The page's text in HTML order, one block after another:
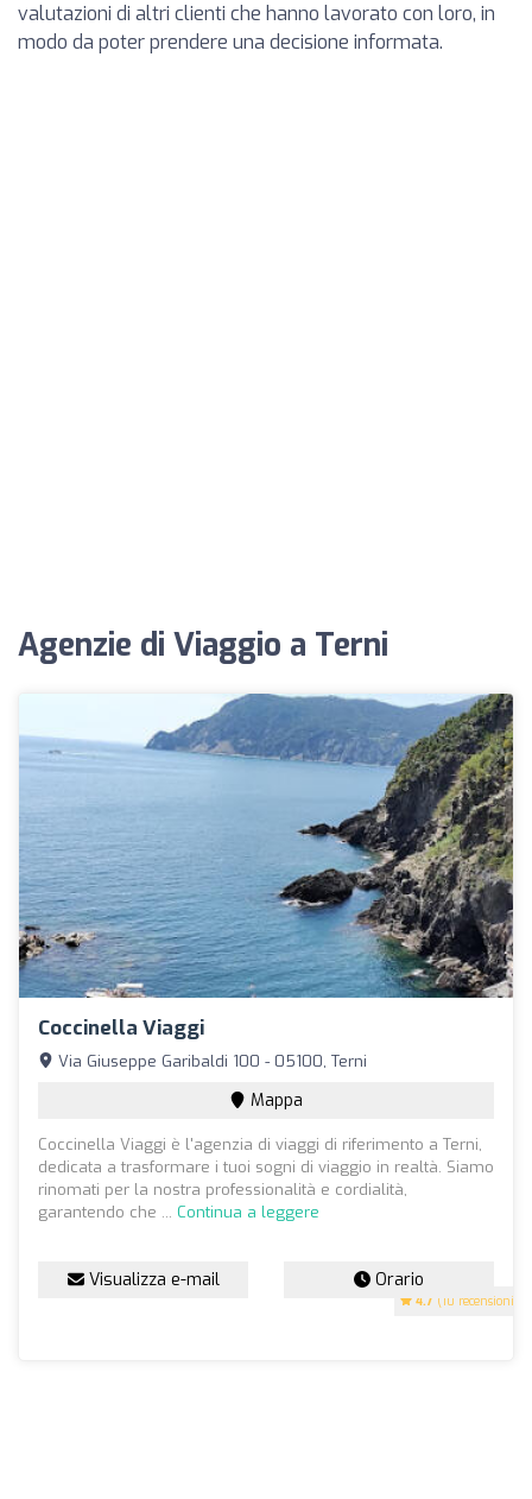
valutazioni di altri clienti che hanno lavorato con loro, in
modo da poter prendere una decisione informata.
Agenzie di Viaggio a Terni
Coccinella Viaggi
4.7 (10 recensioni)
Via Giuseppe Garibaldi 100 - 05100, Terni
Mappa
Coccinella Viaggi è l'agenzia di viaggi di riferimento a Terni,
dedicata a trasformare i tuoi sogni di viaggio in realtà. Siamo
rinomati per la nostra professionalità e cordialità,
garantendo che ... Continua a leggere
Visualizza e-mail Orario